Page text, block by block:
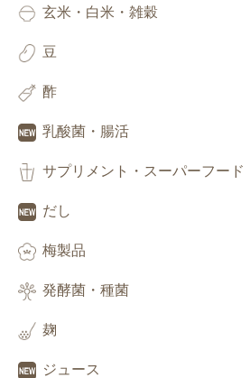
玄米・白米・雑穀
豆
酢
乳酸菌・腸活
サプリメント・スーパーフード
だし
梅製品
発酵菌・種菌
麹
ジュース